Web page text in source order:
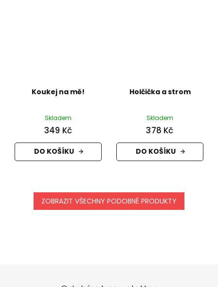
Koukej na mě!
Skladem
349 Kč
DO KOŠÍKU
Holčička a strom
Skladem
378 Kč
DO KOŠÍKU
ZOBRAZIT VŠECHNY PODOBNÉ PRODUKTY